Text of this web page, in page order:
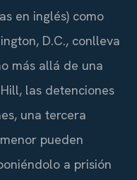
en inglés) como
D.C., conlleva
más allá de una
las detenciones
una tercera
pueden
a prisión